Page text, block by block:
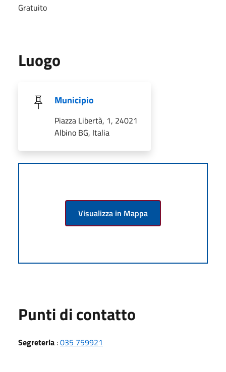
Gratuito
Luogo
Municipio
Piazza Libertà, 1, 24021
Albino BG, Italia
Visualizza in Mappa
Punti di contatto
Segreteria :035 759921